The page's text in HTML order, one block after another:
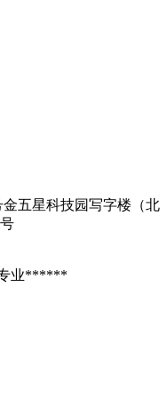
五星科技园写字楼（北
业******